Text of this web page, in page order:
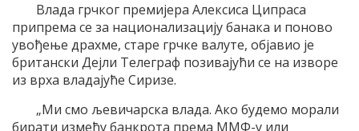
Влада грчког премијера Алексиса Ципраса
припрема се за национализацију банака и поново
увођење драхме, старе грчке валуте, објавио је
британски Дејли Телеграф позивајући се на изворе
из врха владајуће Сиризе.
„Ми смо љевичарска влада. Ако будемо морали
бирати између банкрота према ММФ-у или